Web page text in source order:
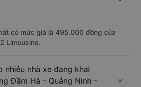
có mức giá là 495.000 đồng của
Limousine.
nhiêu nhà xe đang khai
Đầm Hà - Quảng Ninh -